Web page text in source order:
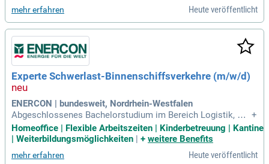
mehr erfahren Heute veröffentlicht
Experte Schwerlast-Binnenschiffsverkehre (m/w/d)
ENERCON | bundesweit, Nordrhein-Westfalen
Abgeschlossenes Bachelorstudium im Bereich Logistik, Ver
kehrswesen, Ingenieurwesen oder vergleichbar; Mehrjährige
Erfahrung in der Binnenschifffahrt mit fundiertem Verständn
is der technischen Herausforderungen im Transportgeschäf
t sowie sehr guten Marktkenntnissen
+
Homeoffice | Flexible Arbeitszeiten | Kinderbetreuung | Kantine
| Weiterbildungsmöglichkeiten | + weitere Benefits
mehr erfahren Heute veröffentlicht